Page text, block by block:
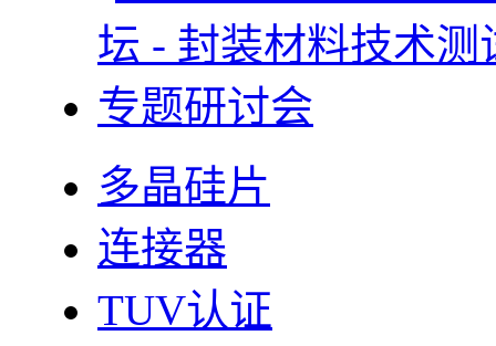
多晶硅片
连接器
TUV认证